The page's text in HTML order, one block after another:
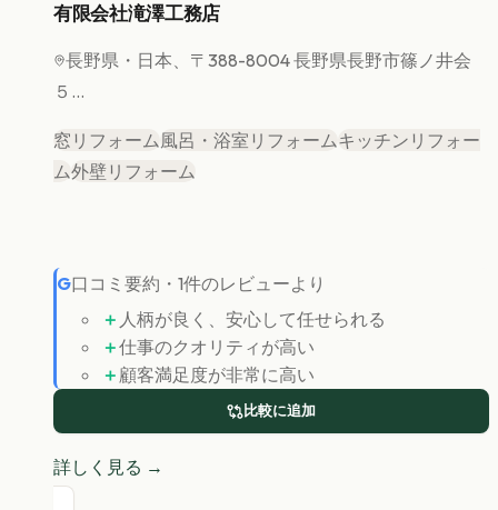
有限会社滝澤工務店
長野県 ・日本、〒388-8004 長野県長野市篠ノ井会
５...
窓リフォーム 風呂・浴室リフォームキッチンリフォー
ム外壁リフォーム
G口コミ要約 ・ 1件のレビューより
＋ 人柄が良く、安心して任せられる
＋仕事のクオリティが高い
＋ 顧客満足度が非常に高い
比較に追加
詳しく見る →